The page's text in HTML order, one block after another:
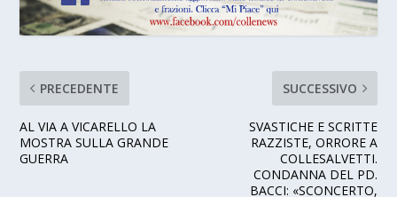
PRECEDENTE
AL VIA A VICARELLO LA
MOSTRA SULLA GRANDE
GUERRA
SUCCESSIVO
SVASTICHE E SCRITTE
RAZZISTE, ORRORE A
COLLESALVETTI.
CONDANNA DEL PD.
BACCI: «SCONCERTO,